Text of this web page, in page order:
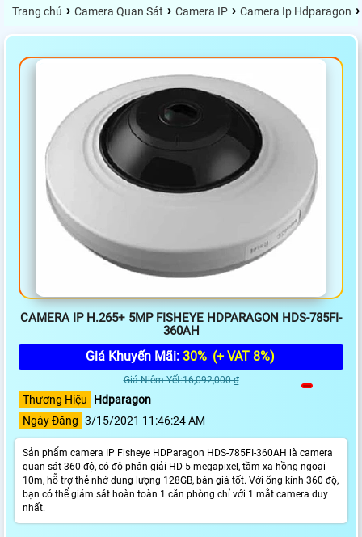
Trang chủ › Camera Quan Sát › Camera IP › Camera Ip Hdparagon ›
CAMERA IP H.265+ 5MP FISHEYE HDPARAGON HDS-785FI-
360AH
Giá Khuyến Mãi: 30% (+ VAT 8%)
Giá Niêm Yết:16,092,000 ₫
Thương Hiệu
Hdparagon
Ngày Đăng 3/15/2021 11:46:24 AM
Sản phẩm camera IP Fisheye HDParagon HDS-785FI-360AH là camera
quan sát 360 độ, có độ phân giải HD 5 megapixel, tầm xa hồng ngoại
10m, hỗ trợ thẻ nhớ dung lượng 128GB, bán giá tốt. Với ống kính 360 độ,
bạn có thể giám sát hoàn toàn 1 căn phòng chỉ với 1 mắt camera duy
nhất.